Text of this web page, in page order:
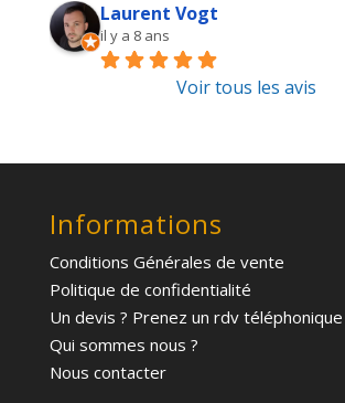
Laurent Vogt
il y a 8 ans
Voir tous les avis
Informations
Conditions Générales de vente
Politique de confidentialité
Un devis ? Prenez un rdv téléphonique
Qui sommes nous ?
Nous contacter